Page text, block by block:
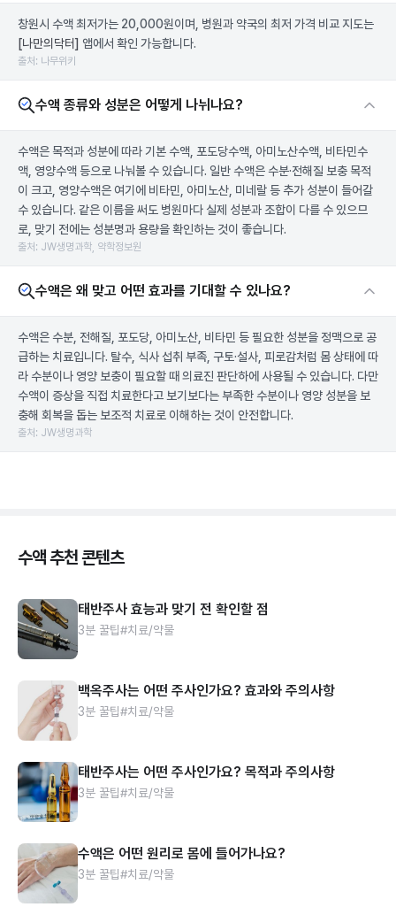
창원시 수액 최저가는 20,000원이며, 병원과 약국의 최저 가격 비교 지도는
[나만의닥터] 앱에서 확인 가능합니다.
출처: 나무위키
수액 종류와 성분은 어떻게 나뉘나요?
수액은 목적과 성분에 따라 기본 수액, 포도당수액, 아미노산수액, 비타민수
액, 영양수액 등으로 나눠볼 수 있습니다. 일반 수액은 수분·전해질 보충 목적
이 크고, 영양수액은 여기에 비타민, 아미노산, 미네랄 등 추가 성분이 들어갈
수 있습니다. 같은 이름을 써도 병원마다 실제 성분과 조합이 다를 수 있으므
로, 맞기 전에는 성분명과 용량을 확인하는 것이 좋습니다.
출처: JW생명과학, 약학정보원
수액은 왜 맞고 어떤 효과를 기대할 수 있나요?
수액은 수분, 전해질, 포도당, 아미노산, 비타민 등 필요한 성분을 정맥으로 공
급하는 치료입니다. 탈수, 식사 섭취 부족, 구토·설사, 피로감처럼 몸 상태에 따
라 수분이나 영양 보충이 필요할 때 의료진 판단하에 사용될 수 있습니다. 다만
수액이 증상을 직접 치료한다고 보기보다는 부족한 수분이나 영양 성분을 보
충해 회복을 돕는 보조적 치료로 이해하는 것이 안전합니다.
출처: JW생명과학
수액 추천 콘텐츠
태반주사 효능과 맞기 전 확인할 점
3분 꿀팁#치료/약물
백옥주사는 어떤 주사인가요? 효과와 주의사항
3분 꿀팁#치료/약물
태반주사는 어떤 주사인가요? 목적과 주의사항
3분 꿀팁#치료/약물
수액은 어떤 원리로 몸에 들어가나요?
3분 꿀팁#치료/약물